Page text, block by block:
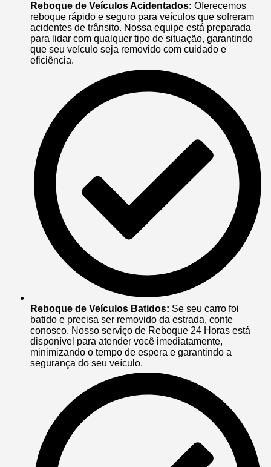
Reboque de Veículos Acidentados: Oferecemos
reboque rápido e seguro para veículos que sofreram
acidentes de trânsito. Nossa equipe está preparada
para lidar com qualquer tipo de situação, garantindo
que seu veículo seja removido com cuidado e
eficiência.
Reboque de Veículos Batidos: Se seu carro foi
batido e precisa ser removido da estrada, conte
conosco. Nosso serviço de Reboque 24 Horas está
disponível para atender você imediatamente,
minimizando o tempo de espera e garantindo a
segurança do seu veículo.